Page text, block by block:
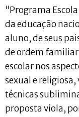
“Programa
da educação
aluno, de seus
de ordem familiar
escolar nos
sexual e
técnicas
proposta viola,